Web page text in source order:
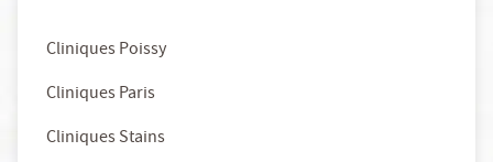
Cliniques Poissy
Cliniques Paris
Cliniques Stains